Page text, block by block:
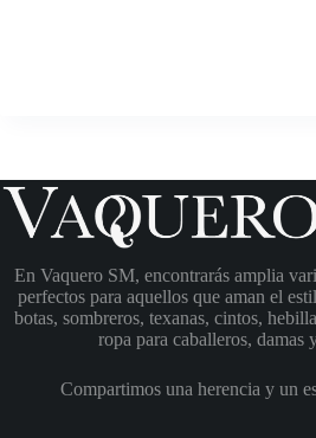
En Vaquero SM, encontrarás amplia
perfectos para aquellos que aman el
botas, sombreros, texanas, cintos,
ropa para caballeros, damas
Compartimos una herencia y un